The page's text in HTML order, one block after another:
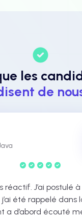
les
de
réactif. J’ai postulé
été rappelé dans
a d’abord écouté